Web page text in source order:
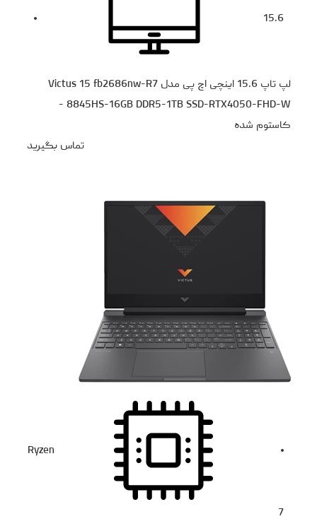
15.6
لپ تاپ 15.6 اینچی اچ‌ پی مدل Victus 15 fb2686nw-R7
8845HS-16GB DDR5-1TB SSD-RTX4050-FHD-W -
کاستوم شده
تماس بگیرید
Ryzen
7